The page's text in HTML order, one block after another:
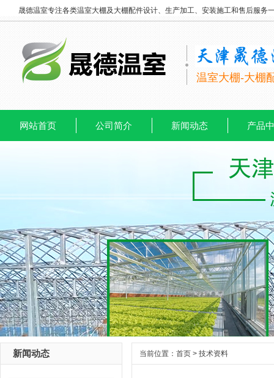
晟德温室专注各类温室大棚及大棚配件设计、生产加工、安装施工和售后服务
温室大棚-大棚
网站首页 公司简介 新闻动态 产品
新闻动态 当前位置： 首页 > 技术资料